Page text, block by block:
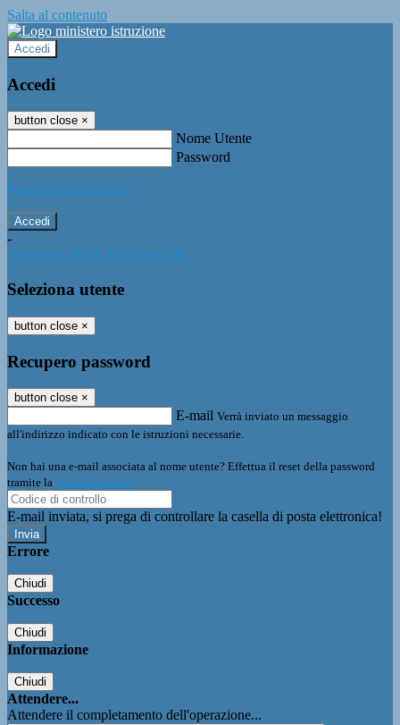
Salta al contenuto
Accedi
Accedi
button close ×
Nome Utente
Password
Password dimenticata?
-
Entra con SPID Entra con CIE
Seleziona utente
button close ×
Recupero password
button close ×
E-mail Verrà inviato un messaggio
all'indirizzo indicato con le istruzioni necessarie.
Non hai una e-mail associata al nome utente? Effettua il reset della password
tramite la Login Spaggiari
E-mail inviata, si prega di controllare la casella di posta elettronica!
Errore
Chiudi
Successo
Chiudi
Informazione
Chiudi
Attendere...
Attendere il completamento dell'operazione...